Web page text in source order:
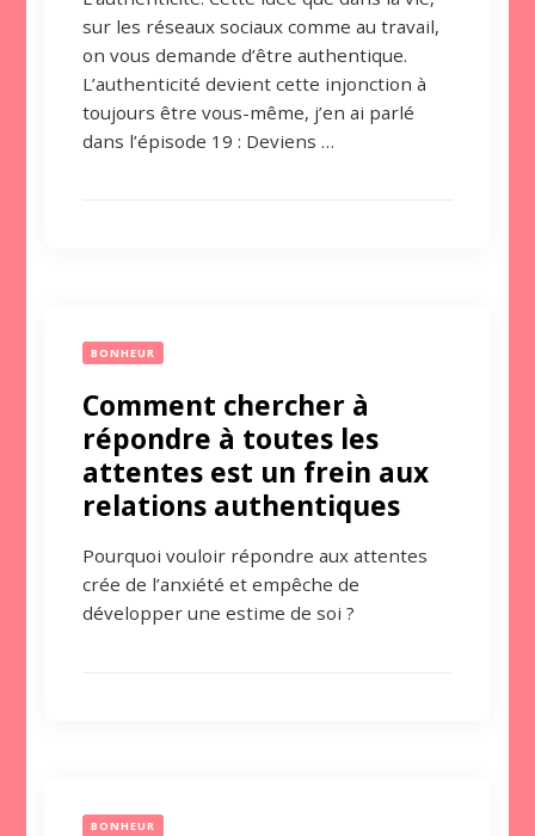
sur les réseaux sociaux comme au travail,
on vous demande d’être authentique.
L’authenticité devient cette injonction à
toujours être vous-même, j’en ai parlé
dans l’épisode 19 : Deviens …
BONHEUR
Comment chercher à
répondre à toutes les
attentes est un frein aux
relations authentiques
Pourquoi vouloir répondre aux attentes
crée de l’anxiété et empêche de
développer une estime de soi ?
BONHEUR